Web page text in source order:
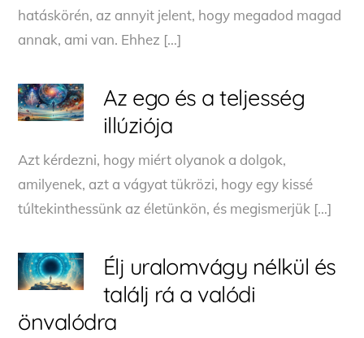
hatáskörén, az annyit jelent, hogy megadod magad
annak, ami van. Ehhez […]
Az ego és a teljesség
illúziója
Azt kérdezni, hogy miért olyanok a dolgok,
amilyenek, azt a vágyat tükrözi, hogy egy kissé
túltekinthessünk az életünkön, és megismerjük […]
Élj uralomvágy nélkül és
találj rá a valódi
önvalódra